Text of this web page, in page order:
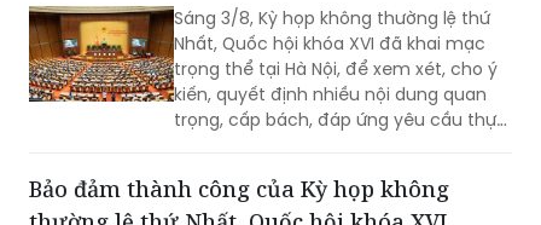
Sáng 3/8, Kỳ họp không thường lệ thứ
Nhất, Quốc hội khóa XVI đã khai mạc
trọng thể tại Hà Nội, để xem xét, cho ý
kiến, quyết định nhiều nội dung quan
trọng, cấp bách, đáp ứng yêu cầu thực
Bảo đảm thành công của Kỳ họp không